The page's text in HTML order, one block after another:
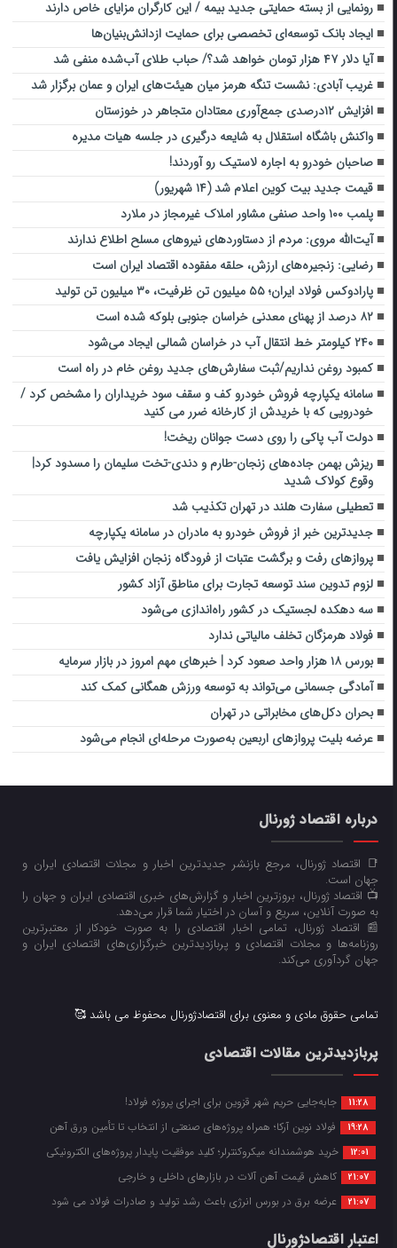
رونمایی از بسته حمایتی جدید بیمه / این کارگران مزایای خاص دارند
ایجاد بانك توسعه‌ای تخصصی برای حمایت ازدانش‌بنیان‌ها
آیا دلار ۴۷ هزار تومان خواهد شد؟/ حباب طلای آب‌شده منفی شد
غریب آبادی: نشست تنگه هرمز میان هیئت‌های ایران و عمان برگزار شد
افزایش ۱۲درصدی جمع‌آوری معتادان متجاهر در خوزستان
واکنش باشگاه استقلال به شایعه درگیری در جلسه هیات مدیره
صاحبان خودرو به اجاره لاستیک رو آوردند!
قیمت جدید بیت کوین اعلام شد (۱۴ شهریور)
پلمب ۱۰۰ واحد صنفی مشاور املاک غیرمجاز در ملارد
آیت‌الله مروی: مردم از دستاوردهای نیروهای مسلح اطلاع ندارند
رضایی: زنجیره‌های ارزش، حلقه مفقوده اقتصاد ایران است
پارادوکس فولاد ایران؛ ۵۵ میلیون تن ظرفیت، ۳۰ میلیون تن تولید
۸۲ درصد از پهنای معدنی خراسان جنوبی بلوکه شده است
۲۴۰ کیلومتر خط انتقال آب در خراسان شمالی ایجاد می‌شود
کمبود روغن نداریم/ثبت سفارش‌های جدید روغن خام در راه است
سامانه یکپارچه فروش خودرو کف و سقف سود خریداران را مشخص کرد /
خودرویی که با خریدش از کارخانه ضرر می کنید
دولت آب پاکی را روی دست جوانان ریخت!
ریزش بهمن جاده‌های زنجان-طارم و دندی-تخت سلیمان را مسدود کرد|
وقوع کولاک شدید
تعطیلی سفارت هلند در تهران تکذیب شد
جدیدترین خبر از فروش خودرو به مادران در سامانه یکپارچه
پروازهای رفت و برگشت عتبات از فرودگاه زنجان افزایش یافت
لزوم تدوین سند توسعه تجارت برای مناطق آزاد کشور
سه دهکده لجستیک در کشور راه‌اندازی می‌شود
فولاد هرمزگان تخلف مالیاتی ندارد
بورس ۱۸ هزار واحد صعود کرد | خبرهای مهم امروز در بازار سرمایه
آمادگی جسمانی می‌تواند به توسعه ورزش همگانی کمک کند
بحران دکل‌های مخابراتی در تهران
عرضه بلیت پروازهای اربعین به‌صورت مرحله‌ای انجام می‌شود
درباره اقتصاد ژورنال
📑 اقتصاد ژورنال، مرجع بازنشر جدیدترین اخبار و مجلات اقتصادی ایران و
جهان است.
📺 اقتصاد ژورنال، بروزترین اخبار و گزارش‌های خبری اقتصادی ایران و جهان را
به صورت آنلاین، سریع و آسان در اختیار شما قرار می‌‌دهد.
📰 اقتصاد ژورنال، تمامی اخبار اقتصادی را به صورت خودکار از معتبرترین
روزنامه‌ها و مجلات اقتصادی و پربازدیدترین خبرگزاری‌های اقتصادی ایران و
جهان گردآوری می‌کند.
تمامی حقوق مادی و معنوی برای اقتصادژورنال محفوظ می باشد 🥰
پربازدیدترین مقالات اقتصادی
11:28 جابه‌جایی حریم شهر قزوین برای اجرای پروژه فولاد!
19:28 فولاد نوین آرکا؛ همراه پروژه‌های صنعتی از انتخاب تا تأمین ورق آهن
12:01 خرید هوشمندانه میکروکنترلر؛ کلید موفقیت پایدار پروژه‌های الکترونیکی
21:07 کاهش قیمت آهن آلات در بازارهای داخلی و خارجی
21:07 عرضه برق در بورس انرژی باعث رشد تولید و صادرات فولاد می شود
اعتبار اقتصادژورنال